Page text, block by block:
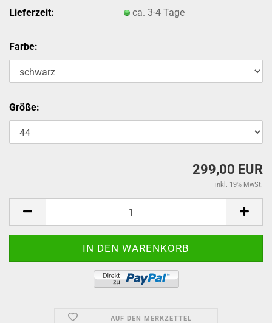
Lieferzeit:
ca. 3-4 Tage
Farbe:
Größe:
299,00 EUR
inkl. 19% MwSt.
AUF DEN MERKZETTEL